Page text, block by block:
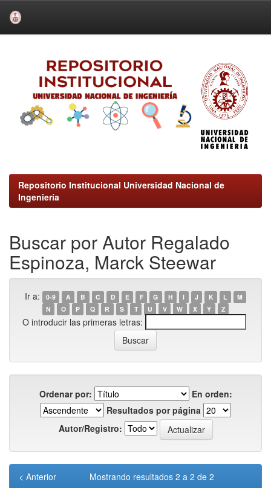
Repositorio Institucional Universidad Nacional de
Ingeniería
Buscar por Autor Regalado
Espinoza, Marck Steewar
Ir a: 0-9 A B C D E F G H I J K L
M
N
O P Q R S T U V W X Y Z
O introducir las primeras letras:
Ordenar por:
En orden:
Resultados por página
Autor/Registro:
Mostrando resultados 2 a 2 de 2
< Anterior